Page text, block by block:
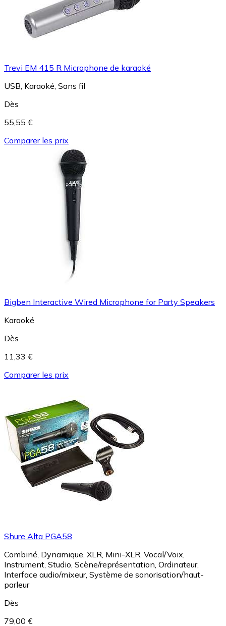
Trevi EM 415 R Microphone de karaoké
USB, Karaoké, Sans fil
Dès
55,55 €
Comparer les prix
Bigben Interactive Wired Microphone for Party Speakers
Karaoké
Dès
11,33 €
Comparer les prix
Shure Alta PGA58
Combiné, Dynamique, XLR, Mini-XLR, Vocal/Voix,
Instrument, Studio, Scène/représentation, Ordinateur,
Interface audio/mixeur, Système de sonorisation/haut-
parleur
Dès
79,00 €